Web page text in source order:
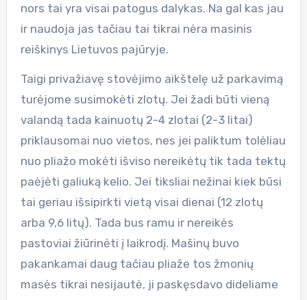
nors tai yra visai patogus dalykas. Na gal kas jau
ir naudoja jas tačiau tai tikrai nėra masinis
reiškinys Lietuvos pajūryje.
Taigi privažiavę stovėjimo aikštelę už parkavimą
turėjome susimokėti zlotų. Jei žadi būti vieną
valandą tada kainuotų 2-4 zlotai (2-3 litai)
priklausomai nuo vietos, nes jei paliktum tolėliau
nuo pliažo mokėti išviso nereikėtų tik tada tektų
paėjėti galiuką kelio. Jei tiksliai nežinai kiek būsi
tai geriau išsipirkti vietą visai dienai (12 zlotų
arba 9,6 litų). Tada bus ramu ir nereikės
pastoviai žiūrinėti į laikrodį. Mašinų buvo
pakankamai daug tačiau pliaže tos žmonių
masės tikrai nesijautė, ji paskęsdavo dideliame